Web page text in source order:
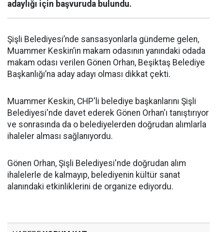
adaylığı için başvuruda bulundu.
Şişli Belediyesi’nde sansasyonlarla gündeme gelen,
Muammer Keskin’in makam odasının yanındaki odada
makam odası verilen Gönen Orhan, Beşiktaş Belediye
Başkanlığı’na aday adayı olması dikkat çekti.
Muammer Keskin, CHP'li belediye başkanlarını Şişli
Belediyesi'nde davet ederek Gönen Orhan'ı tanıştırıyor
ve sonrasında da o belediyelerden doğrudan alımlarla
ihaleler alması sağlanıyordu.
Gönen Orhan, Şişli Belediyesi'nde doğrudan alım
ihalelerle de kalmayıp, belediyenin kültür sanat
alanındaki etkinliklerini de organize ediyordu.